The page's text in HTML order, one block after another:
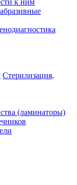
к ним
Стерилизация,
(ламинаторы)